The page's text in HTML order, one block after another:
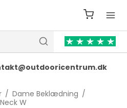
/ Dame Beklædning /
W